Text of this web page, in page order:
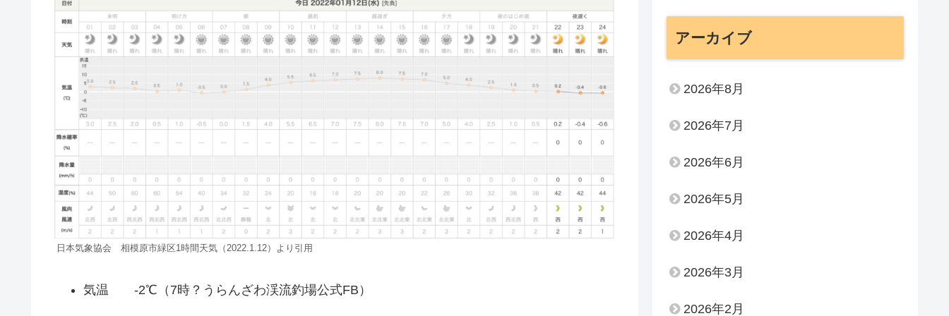
日本気象協会 相模原市緑区1時間天気（2022.1.12）より引用
気温 -2℃（7時？うらんざわ渓流釣場公式FB）
アーカイブ
2026年8月
2026年7月
2026年6月
2026年5月
2026年4月
2026年3月
2026年2月